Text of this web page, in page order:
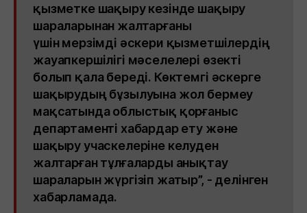
қызметке шақыру кезінде шақыру
шараларынан жалтарғаны
үшін мерзімді әскери қызметшілердің
жауапкершілігі мәселелері өзекті
болып қала береді. Көктемгі әскерге
шақырудың бұзылуына жол бермеу
мақсатында облыстық қорғаныс
департаменті хабардар ету және
шақыру учаскелеріне келуден
жалтарған тұлғаларды анықтау
шараларын жүргізіп жатыр”, - делінген
хабарламада.